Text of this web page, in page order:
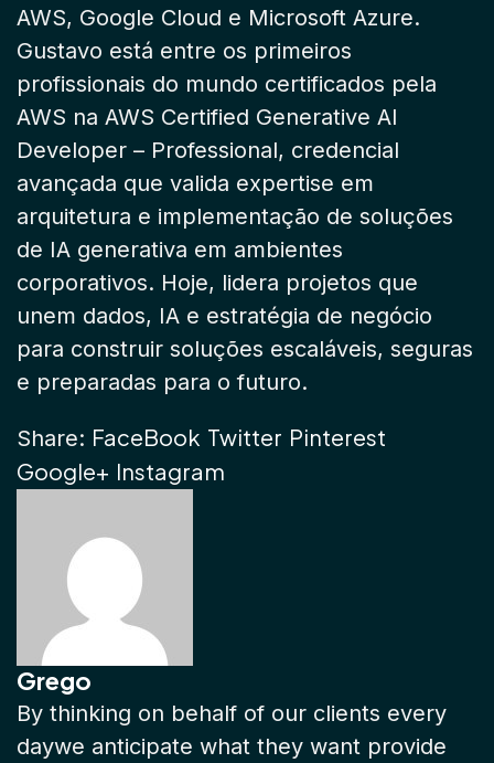
AWS, Google Cloud e Microsoft Azure.
Gustavo está entre os primeiros
profissionais do mundo certificados pela
AWS na AWS Certified Generative AI
Developer – Professional, credencial
avançada que valida expertise em
arquitetura e implementação de soluções
de IA generativa em ambientes
corporativos. Hoje, lidera projetos que
unem dados, IA e estratégia de negócio
para construir soluções escaláveis, seguras
e preparadas para o futuro.
Share: FaceBook Twitter Pinterest
Google+ Instagram
Grego
By thinking on behalf of our clients every
daywe anticipate what they want provide